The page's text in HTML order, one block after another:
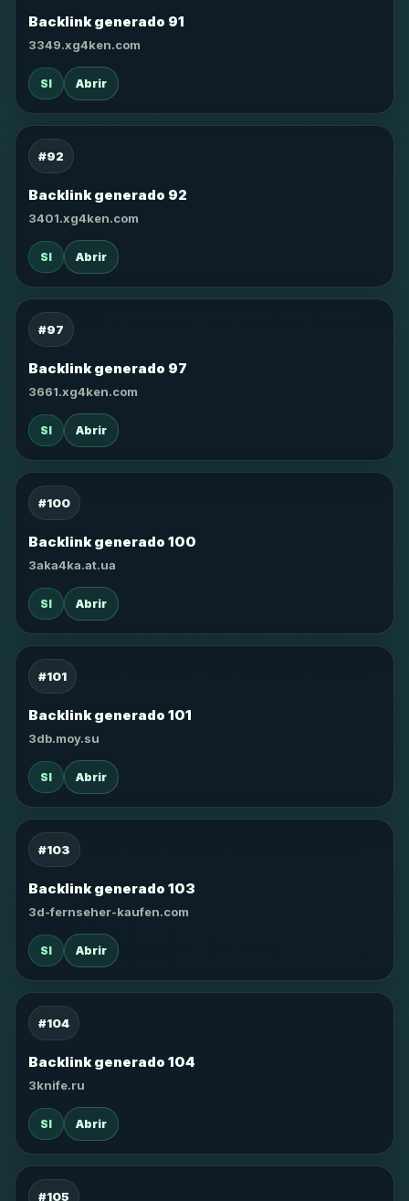
Backlink generado 91
3349.xg4ken.com
SI Abrir
#92
Backlink generado 92
3401.xg4ken.com
SI Abrir
#97
Backlink generado 97
3661.xg4ken.com
SI Abrir
#100
Backlink generado 100
3aka4ka.at.ua
SI Abrir
#101
Backlink generado 101
3db.moy.su
SI Abrir
#103
Backlink generado 103
3d-fernseher-kaufen.com
SI Abrir
#104
Backlink generado 104
3knife.ru
SI Abrir
#105